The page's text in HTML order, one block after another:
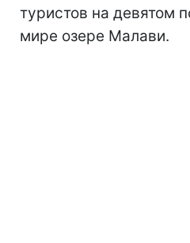
туристов на девятом
мире озере Малави.